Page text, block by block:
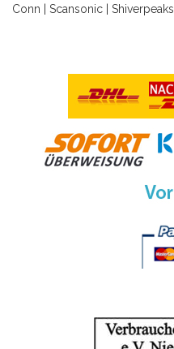
Conn
Scansonic Shiverpeaks